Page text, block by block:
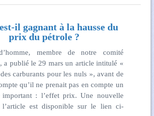
il gagnant à la hausse du
prix du pétrole ?
membre de notre comité
a publié le 29 mars un article intitulé «
carburants pour les nuls », avant de
qu’il ne prenait pas en compte un
important : l’effet prix. Une nouvelle
l’article est disponible sur le lien ci-